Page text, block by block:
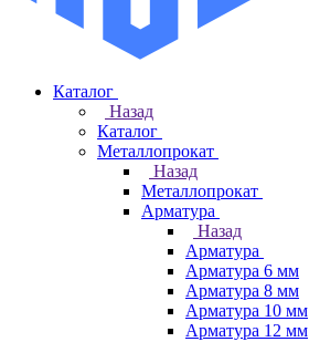
Каталог
Назад
Каталог
Металлопрокат
Назад
Металлопрокат
Арматура
Назад
Арматура
Арматура 6 мм
Арматура 8 мм
Арматура 10 мм
Арматура 12 мм